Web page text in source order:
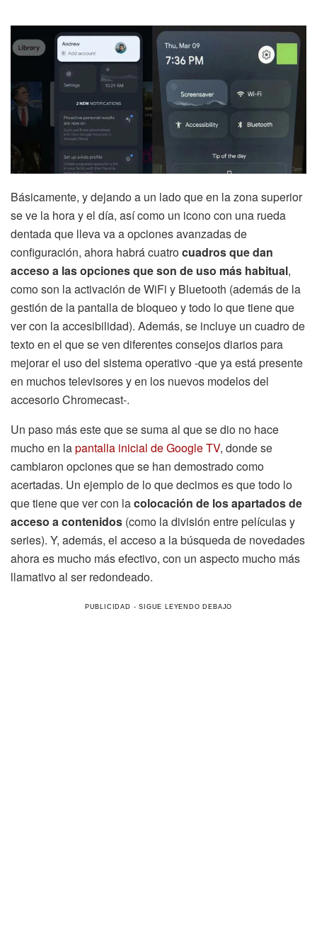
Básicamente, y dejando a un lado que en la zona superior
se ve la hora y el día, así como un icono con una rueda
dentada que lleva va a opciones avanzadas de
configuración, ahora habrá cuatrocuadros que dan
acceso a las opciones que son de uso más habitual,
como son la activación de WiFi y Bluetooth (además de la
gestión de la pantalla de bloqueo y todo lo que tiene que
ver con la accesibilidad). Además, se incluye un cuadro de
texto en el que se ven diferentes consejos diarios para
mejorar el uso del sistema operativo -que ya está presente
en muchos televisores y en los nuevos modelos del
accesorio Chromecast-.
Un paso más este que se suma al que se dio no hace
mucho en lapantalla inicial de Google TV, donde se
cambiaron opciones que se han demostrado como
acertadas. Un ejemplo de lo que decimos es que todo lo
que tiene que ver con lacolocación de los apartados de
acceso a contenidos (como la división entre películas y
series). Y, además, el acceso a la búsqueda de novedades
ahora es mucho más efectivo, con un aspecto mucho más
llamativo al ser redondeado.